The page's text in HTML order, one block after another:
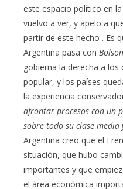
este espacio político en
vuelvo a ver, y apelo a
partir de este hecho . Es
Argentina pasa con
gobierna la derecha a
popular, y los países
la experiencia
afrontar procesos con un
sobre todo su clase
Argentina creo que el
situación, que hubo
importantes y que
el área económica